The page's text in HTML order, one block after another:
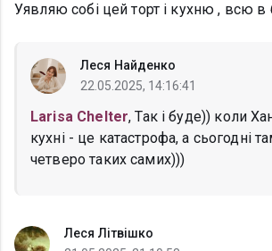
Уявляю собі цей торт і кухню , всю в
Леся Найденко
22.05.2025, 14:16:41
Larisa Chelter, Так і буде)) коли
кухні - це катастрофа, а сьогодні
четверо таких самих)))
Леся Літвішко